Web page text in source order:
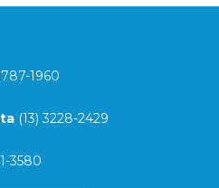
1960
(13) 3228-2429
3580